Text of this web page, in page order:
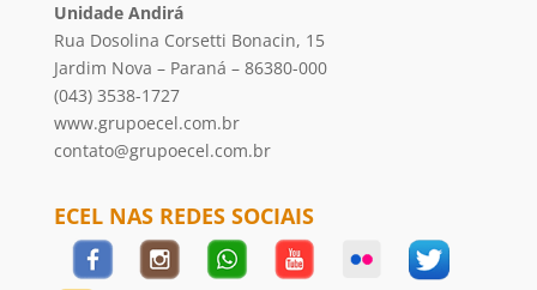
Unidade Andirá
Rua Dosolina Corsetti Bonacin, 15
Jardim Nova – Paraná – 86380-000
(043) 3538-1727
www.grupoecel.com.br
contato@grupoecel.com.br
ECEL NAS REDES SOCIAIS